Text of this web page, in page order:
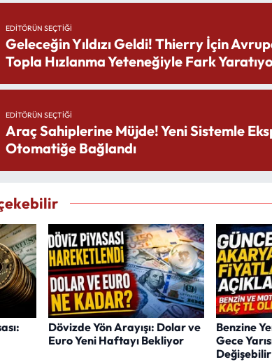
EDITÖRÜN SEÇTIĞI
Geleceğin Yıldızı Geldi! Thierry İçin
Topla Hızlanma Yeteneğiyle Fark
EDITÖRÜN SEÇTIĞI
Araç Sahiplerine Müjde! Yeni Sistemle
Otomatiğe Bağlandı
Dövizde Yön Arayışı: Dolar ve
Euro Yeni Haftayı Bekliyor
Benzine
Gece
Değişebilir